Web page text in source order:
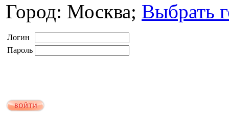
Город: Москва; Выбрать
Логин
Пароль